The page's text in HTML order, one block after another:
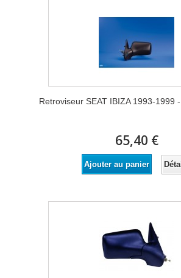
Retroviseur SEAT IBIZA 1993-1999 -
65,40 €
Ajouter au panier